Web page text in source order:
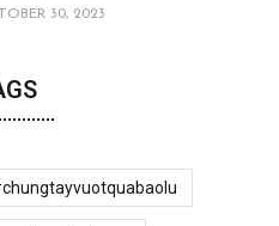
30, 2023